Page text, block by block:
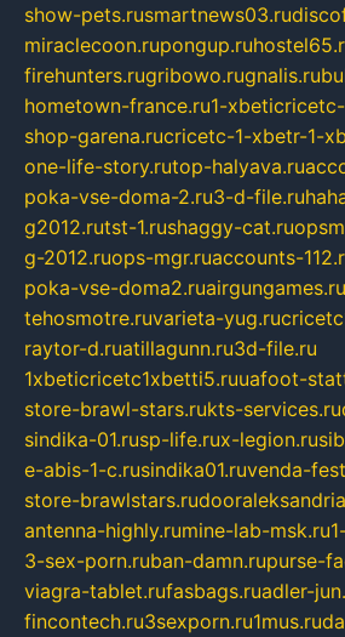
show-pets.rusmartnews03.ru
miraclecoon.rupongup.ru
firehunters.rugribowo.rugnalis.ru
hometown-france.ru1-
shop-garena.rucricetc-1-xbetr-1-
one-life-story.rutop-halyava.ru
poka-vse-doma-2.ru3-d-file.ru
g2012.rutst-1.rushaggy-cat.ru
g-2012.ruops-mgr.ruaccounts-
poka-vse-doma2.ruairgungames.ru
tehosmotre.ruvarieta-yug.ru
raytor-d.ruatillagunn.ru3d-file.ru
1xbeticricetc1xbetti5.ruuafoot-
store-brawl-stars.rukts-services.ru
sindika-01.rusp-life.rux-legion.ru
e-abis-1-c.rusindika01.ruvenda-
store-brawlstars.ru
antenna-highly.rumine-lab-msk.ru
3-sex-porn.ruban-damn.rupurse-
viagra-tablet.rufasbags.ruadler-
fincontech.ru3sexporn.ru1mus.ru